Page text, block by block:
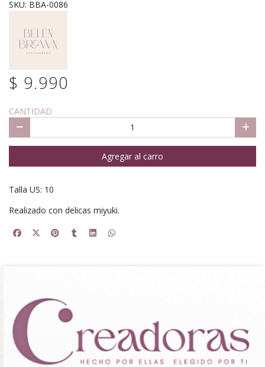
SKU: BBA-0086
$ 9.990
CANTIDAD
Agregar al carro
Talla US: 10
Realizado con delicas miyuki.